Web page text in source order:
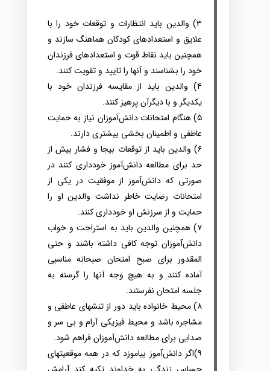
۳) والدین‌ باید انتظارات‌ و توقعات‌ خود را با
علایق‌ و استعدادهای‌ کودکان هماهنگ‌ سازند و
همچنین‌ باید نقاط قوت‌ و استعدادهای‌ فرزندان
خود را بشناسند و آنها را تایید و تقویت‌ کنند‌.
۴) والدین‌ باید از مقایسه‌ فرزندان خود با
یکدیگر و با دیگرآن پرهیز کنند‌.
۵) هنگام‌ امتحانات‌‌ دانش‌آموزان نیاز به‌ حمایت‌
عاطفی‌ و اطمینان بخشی‌ بیشتری‌ دارند.
۶) والدین‌ باید از توقعات‌ بیجا و فشار بیش‌ از
حد برای‌ مطالعه دانش‌آموز خودداری‌ کنند در
صورتی‌ که‌ دانش‌آموز از موفقیت‌ در یکی‌ از
امتحانات‌ رضایت‌ خاطر نداشت‌‌ والدین‌ او را
حمایت‌ و از سرزنش‌ او خودداری کنند‌.
۷) همچنین‌ والدین‌ باید به‌ استراحت‌ و خواب‌
دانش‌آموزان توجه‌ کافی‌ داشته‌ باشند و حتی‌
المقدور برای‌ صبح‌ امتحان‌ صبحانه‌ مناسبی‌
آماده کنند و به‌ هیچ‌ وجه‌ آنها را گرسنه‌ به‌
جلسه‌ امتحان نفرستند‌.
۸) محیط خانواده‌ باید دور از تنشهای‌ عاطفی‌ و
مشاجره‌ باشد و محیط فیزیکی آرام‌ و بی‌ سر و
صدایی‌ برای‌ مطالعه‌ دانش‌آموزان فراهم‌ شود‌.
۹)اگر دانش‌آموز بیاموزد که‌ در همه‌ موقعیتهای‌